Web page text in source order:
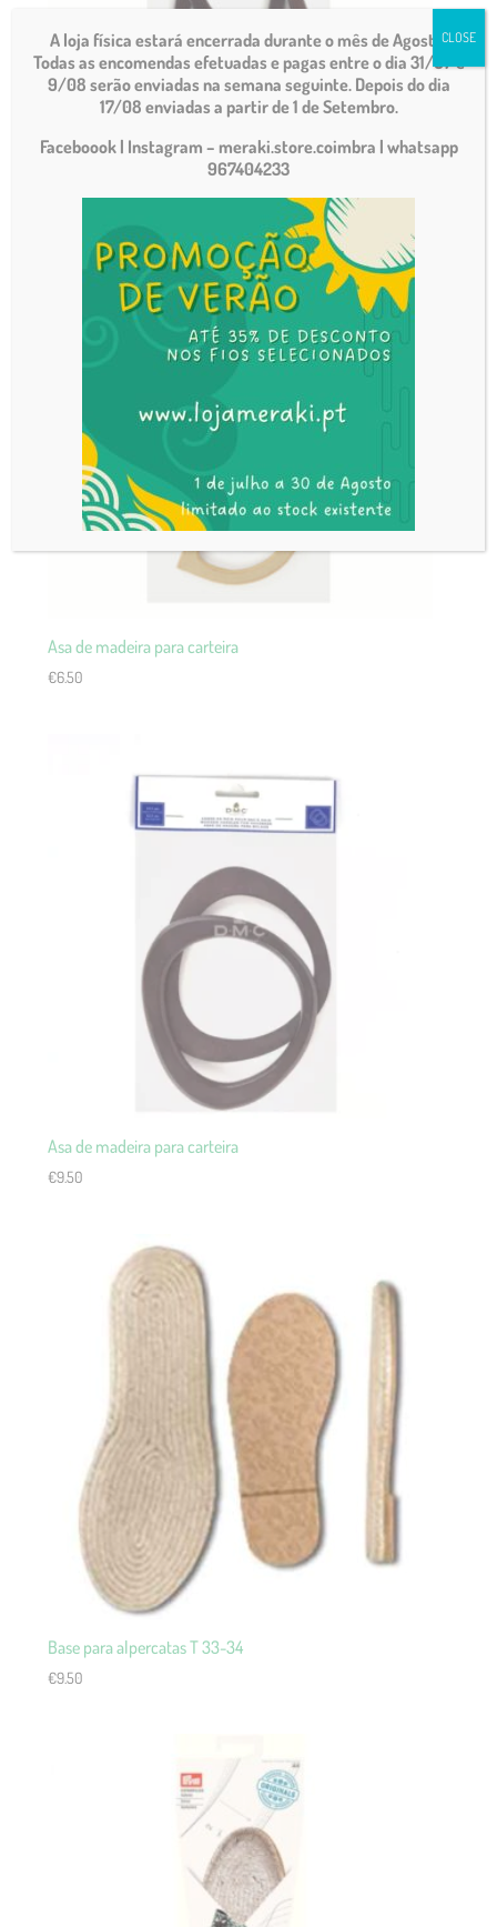
Asa de madeira para carteira
Asa de madeira para carteira
€6.50
Asa de madeira para carteira
€9.50
Base para alpercatas T 33-34
€9.50
A loja física estará encerrada durante o mês de Agosto.
Todas as encomendas efetuadas e pagas entre o dia 31/07 e
9/08 serão enviadas na semana seguinte. Depois do dia
17/08 enviadas a partir de 1 de Setembro.
Faceboook | Instagram – meraki.store.coimbra | whatsapp
967404233
CLOSE